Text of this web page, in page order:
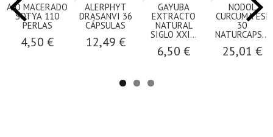
AJO MACERADO
SOTYA 110
PERLAS
4,50 €
ALERPHYT
DRASANVI 36
CÁPSULAS
12,49 €
GAYUBA
EXTRACTO
NATURAL
SIGLO XXI...
6,50 €
NODOL
CURCUMA ESI
30
NATURCAPS...
25,01 €